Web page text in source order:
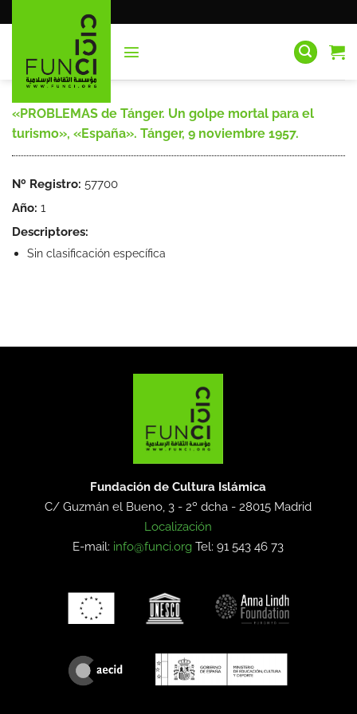
al
«PROBLEMAS de Tánger. Un golpe mortal para el
turismo», «España». Tánger, 9 noviembre 1957.
Nº Registro: 57700
Año: 1
Descriptores:
Sin clasificación específica
Fundación de Cultura Islámica
C/ Guzmán el Bueno, 3 - 2º dcha -28015 Madrid
Localización
E-mail: info@funci.org Tel: 91 543 46 73